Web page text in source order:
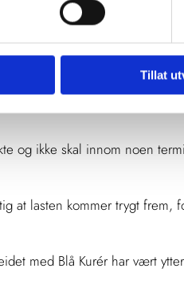
Tillat
sier han.
god oppfølging fra Blå
varene trygt blir overlevert
og ikke skal innom noen
at lasten kommer trygt frem,
med Blå Kurér har vært